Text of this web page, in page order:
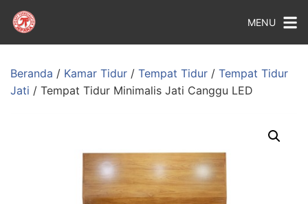
MENU
Beranda / Kamar Tidur / Tempat Tidur / Tempat Tidur
Jati / Tempat Tidur Minimalis Jati Canggu LED